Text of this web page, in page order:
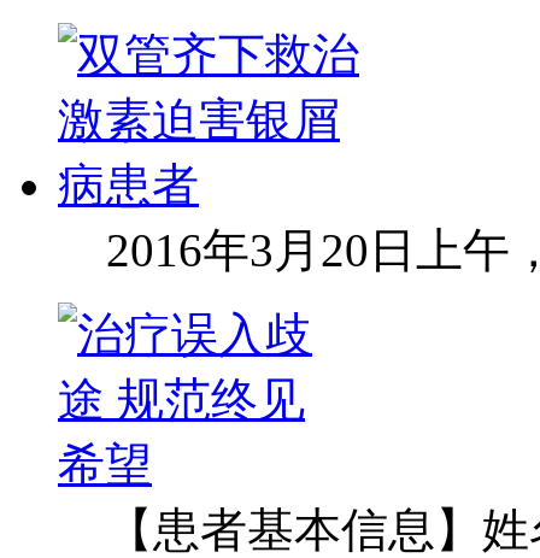
2016年3月20日上午
【患者基本信息】